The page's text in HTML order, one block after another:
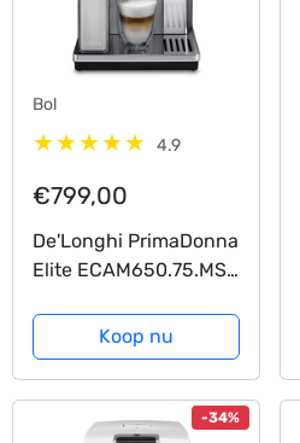
Bol
4.9
€799,00
De'Longhi PrimaDonna
Elite ECAM650.75.MS
Espressomachine –
Metaal/Zilver
Koop nu
-34%